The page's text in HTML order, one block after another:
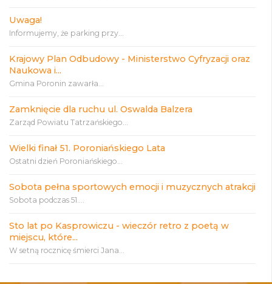
Uwaga!
Informujemy, że parking przy...
Krajowy Plan Odbudowy - Ministerstwo Cyfryzacji oraz
Naukowa i...
Gmina Poronin zawarła...
Zamknięcie dla ruchu ul. Oswalda Balzera
Zarząd Powiatu Tatrzańskiego...
Wielki finał 51. Poroniańskiego Lata
Ostatni dzień Poroniańskiego...
Sobota pełna sportowych emocji i muzycznych atrakcji
Sobota podczas 51....
Sto lat po Kasprowiczu - wieczór retro z poetą w
miejscu, które...
W setną rocznicę śmierci Jana...